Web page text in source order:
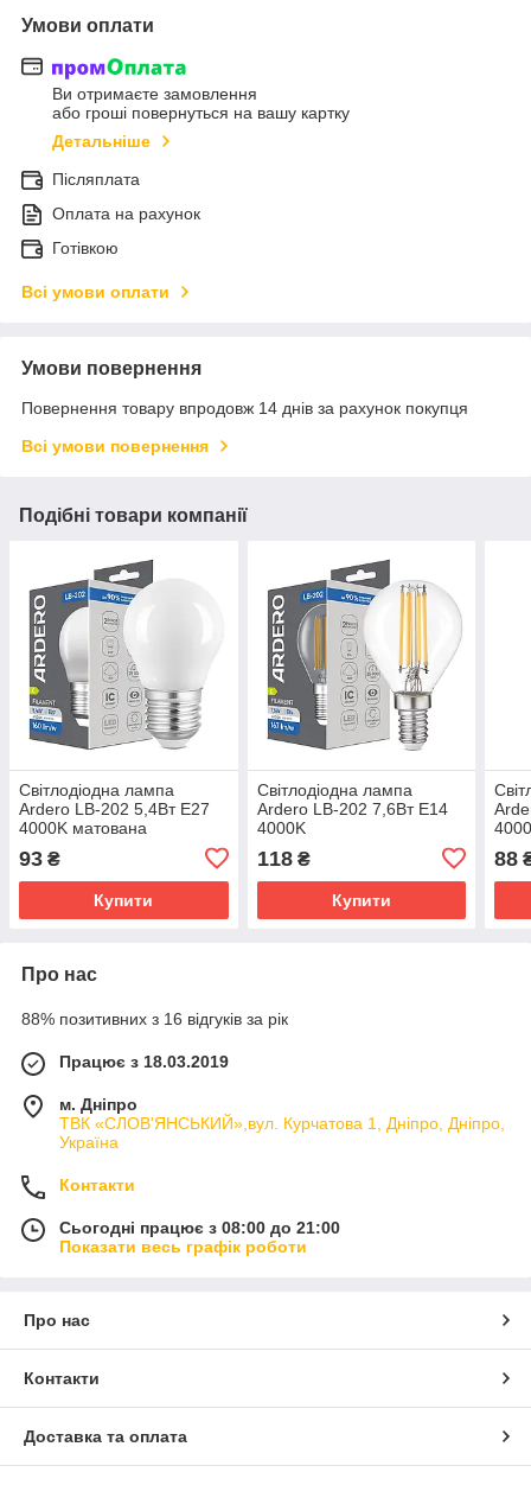
Умови оплати
Ви отримаєте замовлення
або гроші повернуться на вашу картку
Детальніше
Післяплата
Оплата на рахунок
Готівкою
Всі умови оплати
Умови повернення
Повернення товару впродовж 14 днів за рахунок покупця
Всі умови повернення
Подібні товари компанії
Світлодіодна лампа
Ardero LB-202 5,4Вт E27
4000K матована
93 ₴
Купити
Світлодіодна лампа
Ardero LB-202 7,6Вт E14
4000K
118₴
Купити
88
Про нас
88% позитивних з 16 відгуків за рік
Працює з 18.03.2019
м. Дніпро
ТВК «СЛОВ'ЯНСЬКИЙ»,вул. Курчатова 1, Дніпро, Дніпро,
Україна
Контакти
Сьогодні працює з 08:00 до 21:00
Показати весь графік роботи
Про нас
Контакти
Доставка та оплата